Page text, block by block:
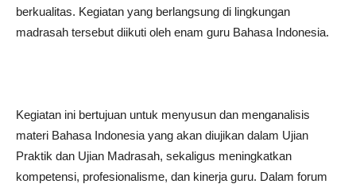
berkualitas. Kegiatan yang berlangsung di lingkungan
madrasah tersebut diikuti oleh enam guru Bahasa Indonesia.
Kegiatan ini bertujuan untuk menyusun dan menganalisis
materi Bahasa Indonesia yang akan diujikan dalam Ujian
Praktik dan Ujian Madrasah, sekaligus meningkatkan
kompetensi, profesionalisme, dan kinerja guru. Dalam forum